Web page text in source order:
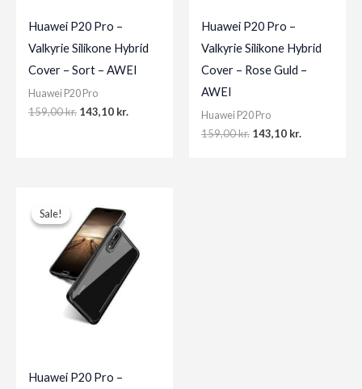
Huawei P20 Pro –
Valkyrie Silikone Hybrid
Cover – Sort – AWEI
Huawei P20 Pro
159,00kr. Original
143,10 kr.
Huawei P20 Pro –
Valkyrie Silikone Hybrid
Cover – Rose Guld –
AWEI
Huawei P20 Pro
159,00kr. Original
143,10 kr.
Sale!
Sale!
Huawei P20 Pro –